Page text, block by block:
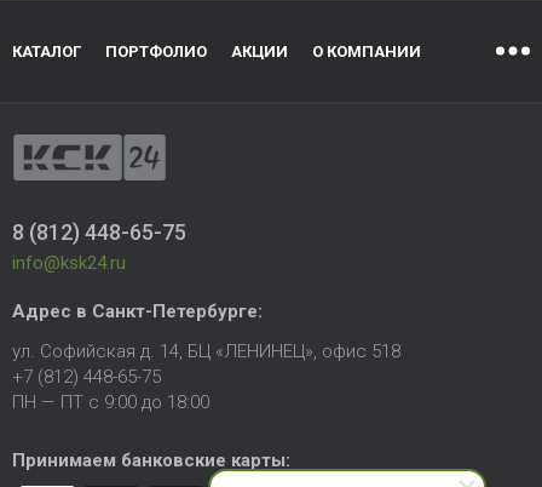
КАТАЛОГ ПОРТФОЛИО АКЦИИ О КОМПАНИИ
8 (812) 448-65-75
info@ksk24.ru
Адрес в Санкт-Петербурге:
ул. Софийская д. 14, БЦ «ЛЕНИНЕЦ», офис 518
+7 (812) 448-65-75
ПН — ПТ с 9:00 до 18:00
Принимаем банковские карты: